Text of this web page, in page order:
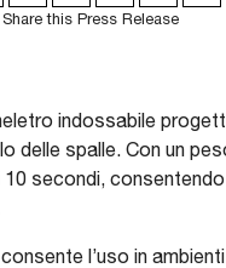
Share this Press Release
indossabile
delle spalle. Con un
secondi,
l’uso in